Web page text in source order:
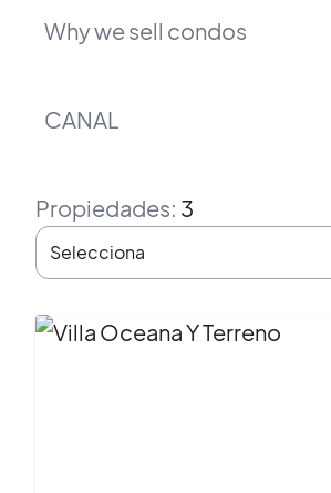
Why we sell condos
CANAL
Propiedades: 3